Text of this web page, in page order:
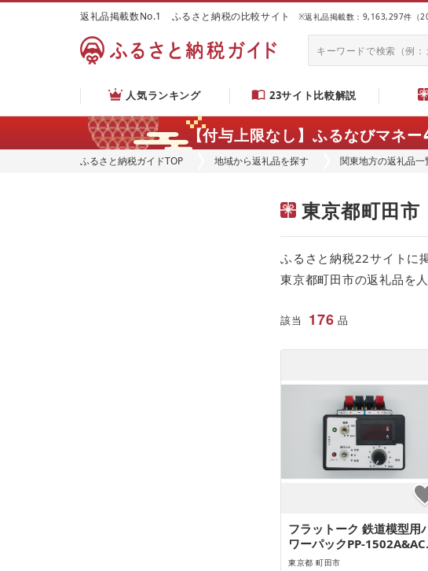
返礼品掲載数No.1 ふるさと納税の比較サイト ※返礼品掲載数：9,163,297件（
人気ランキング 23サイト比較解説
【付与上限なし】ふるなびマネー
ふるさと納税ガイドTOP 地域から返礼品を探す 関東地方の返礼品一
東京都町田
ふるさと納税22サイトに
東京都町田市の返礼品を
該当 176 品
フラットーク 鉄道模型用
ワーパックPP-1502A&AC
ダプタセット
東京都 町田市